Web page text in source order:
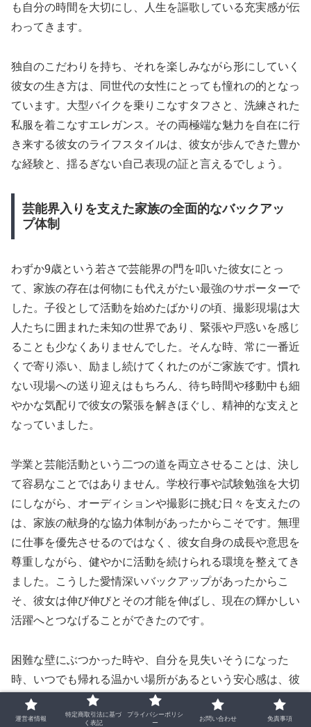
も自分の時間を大切にし、人生を謳歌している充実感が伝
わってきます。
独自のこだわりを持ち、それを楽しみながら形にしていく
彼女の生き方は、同世代の女性にとっても憧れの的となっ
ています。大型バイクを乗りこなすタフさと、洗練された
私服を着こなすエレガンス。その両極端な魅力を自在に行
き来する彼女のライフスタイルは、彼女が歩んできた豊か
な経験と、揺るぎない自己表現の証と言えるでしょう。
芸能界入りを支えた家族の全面的なバックアッ
プ体制
わずか9歳という若さで芸能界の門を叩いた彼女にとっ
て、家族の存在は何物にも代えがたい最強のサポーターで
した。子役として活動を始めたばかりの頃、撮影現場は大
人たちに囲まれた未知の世界であり、緊張や戸惑いを感じ
ることも少なくありませんでした。そんな時、常に一番近
くで寄り添い、励まし続けてくれたのがご家族です。慣れ
ない現場への送り迎えはもちろん、待ち時間や移動中も細
やかな気配りで彼女の緊張を解きほぐし、精神的な支えと
なっていました。
学業と芸能活動という二つの道を両立させることは、決し
て容易なことではありません。学校行事や試験勉強を大切
にしながら、オーディションや撮影に挑む日々を支えたの
は、家族の献身的な協力体制があったからこそです。無理
に仕事を優先させるのではなく、彼女自身の成長や意思を
尊重しながら、健やかに活動を続けられる環境を整えてき
ました。こうした愛情深いバックアップがあったからこ
そ、彼女は伸び伸びとその才能を伸ばし、現在の輝かしい
活躍へとつなげることができたのです。
困難な壁にぶつかった時や、自分を見失いそうになった
時、いつでも帰れる温かい場所があるという安心感は、彼
女にとって大きな心の拠り所となっています。家族からの
揺るぎない信頼と深い愛情は、彼女が歩んできた道のりに
運営者情報
特定商取引法に基づ
く表記
プライバシーポリシ
ー
お問い合わせ 免責事項